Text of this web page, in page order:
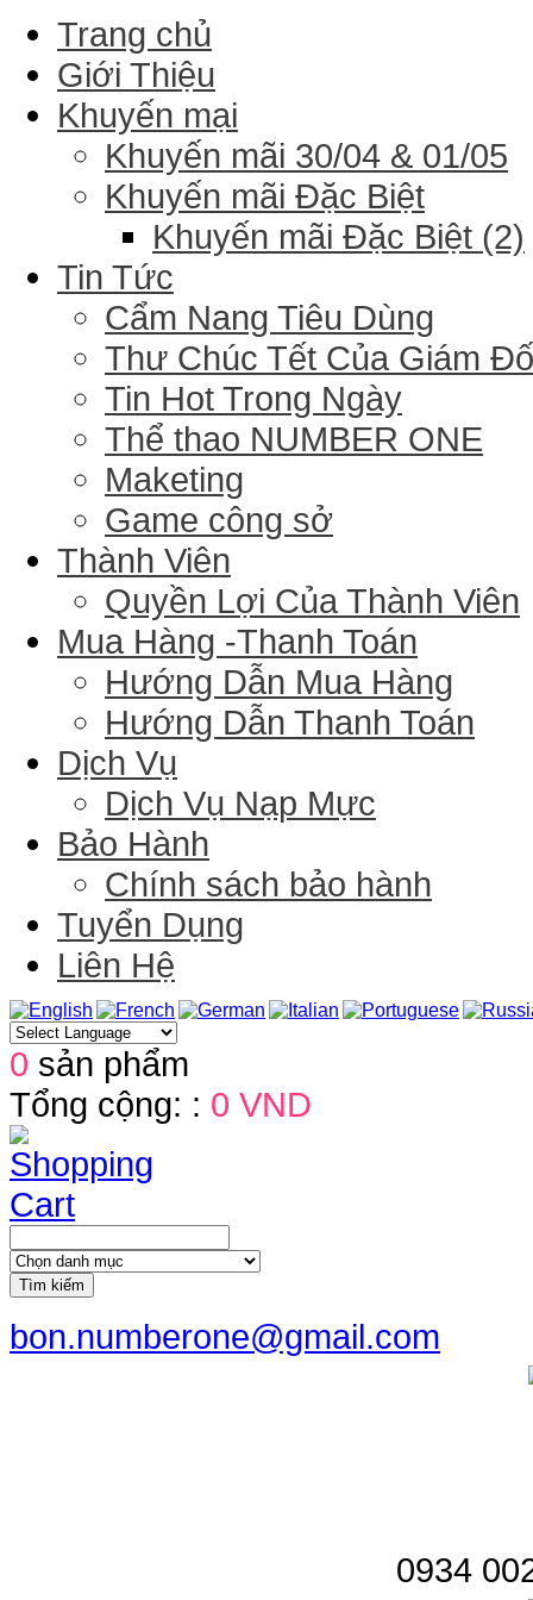
Trang chủ
Giới Thiệu
Khuyến mại
Khuyến mãi 30/04 & 01/05
Khuyến mãi Đặc Biệt
Khuyến mãi Đặc Biệt (2)
Tin Tức
Cẩm Nang Tiêu Dùng
Thư Chúc Tết Của Giám
Tin Hot Trong Ngày
Thể thao NUMBER ONE
Maketing
Game công sở
Thành Viên
Quyền Lợi Của Thành Viên
Mua Hàng -Thanh Toán
Hướng Dẫn Mua Hàng
Hướng Dẫn Thanh Toán
Dịch Vụ
Dịch Vụ Nạp Mực
Bảo Hành
Chính sách bảo hành
Tuyển Dụng
Liên Hệ
0 sản phẩm
Tổng cộng: : 0 VND
Tìm kiếm
bon.numberone@gmail.com
0934